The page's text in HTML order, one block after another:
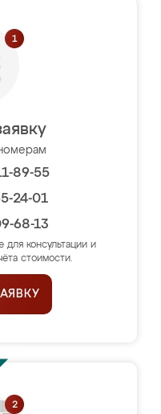
89-55
24-01
68-13
для консультации и
стоимости.